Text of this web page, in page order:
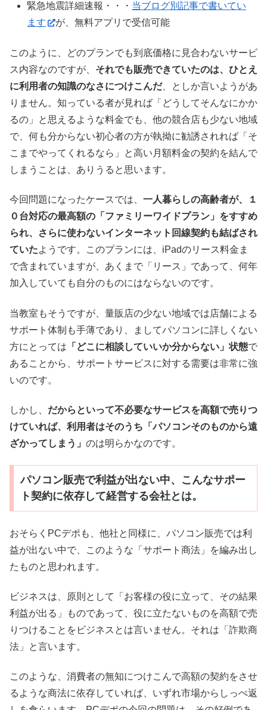
緊急地震詳細速報・・・ 当ブログ別記事で書いてい
ます
が、無料アプリで受信可能
このように、どのプランでも到底価格に見合わないサービ
ス内容なのですが、 それでも販売できていたのは、ひとえ
に利用者の知識のなさにつけこんだ、としか言いようがあ
りません。知っている者が見れば「どうしてそんなにかか
るの」と思えるような料金でも、他の競合店も少ない地域
で、何も分からない初心者の方が執拗に勧誘されれば「そ
こまでやってくれるなら」と高い月額料金の契約を結んで
しまうことは、ありうると思います。
今回問題になったケースでは、 一人暮らしの高齢者が、１
０台対応の最高額の「ファミリーワイドプラン」をすすめ
られ、さらに使わないインターネット回線契約も結ばされ
ていたようです。このプランには、iPadのリース料金ま
で含まれていますが、あくまで「リース」であって、何年
加入していても自分のものにはならないのです。
当教室もそうですが、量販店の少ない地域では店舗による
サポート体制も手薄であり、ましてパソコンに詳しくない
方にとっては 「どこに相談していいか分からない」状態で
あることから、サポートサービスに対する需要は非常に強
いのです。
しかし、 だからといって不必要なサービスを高額で売りつ
けていれば、利用者はそのうち「パソコンそのものから遠
ざかってしまう」 のは明らかなのです。
パソコン販売で利益が出ない中、こんなサポー
ト契約に依存して経営する会社とは。
おそらくPCデポも、他社と同様に、パソコン販売では利
益が出ない中で、このような「サポート商法」を編み出し
たものと思われます。
ビジネスは、原則として「お客様の役に立って、その結果
利益が出る」ものであって、役に立たないものを高額で売
りつけることをビジネスとは言いません。それは「詐欺商
法」と言います。
このような、消費者の無知につけこんで高額の契約をさせ
るような商法に依存していれば、いずれ市場からしっぺ返